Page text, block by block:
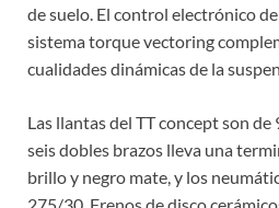
de suelo. El control electrónico
sistema torque vectoring
cualidades dinámicas de la
Las llantas del TT concept son de
seis dobles brazos lleva una
brillo y negro mate, y los